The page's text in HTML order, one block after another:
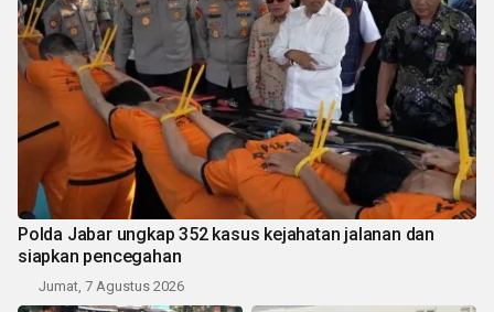
Polda Jabar ungkap 352 kasus kejahatan jalanan dan
siapkan pencegahan
Jumat, 7 Agustus 2026